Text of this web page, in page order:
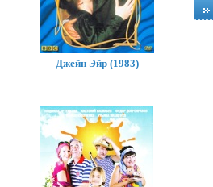
Джейн Эйр (1983)